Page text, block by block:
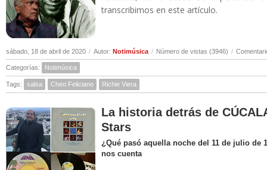
transcribimos en este artículo.
sábado, 18 de abril de 2020 / Autor: Notimúsica / Número de vistas (3946) /
Categorías: Notimúsica
Tags: salsa Cheo Feliciano Richie Viera
La historia detrás de
Stars
¿Qué pasó aquella noche del 11 de julio de
nos cuenta